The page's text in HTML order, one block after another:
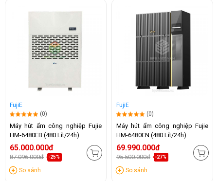
FujiE
(0)
Máy hút ẩm công nghiệp Fujie
HM-6480EB (480 Lít/24h)
65.000.000đ
87.096.000đ -25%
So sánh
FujiE
(0)
Máy hút ẩm công nghiệp Fujie
HM-6480EN (480 Lít/24h)
69.990.000đ
95.500.000đ -27%
So sánh